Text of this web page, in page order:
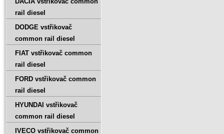
rail diesel
DODGE vstřikovač
common rail diesel
FIAT vstřikovač common
rail diesel
FORD vstřikovač common
rail diesel
HYUNDAI vstřikovač
common rail diesel
IVECO vstřikovač common